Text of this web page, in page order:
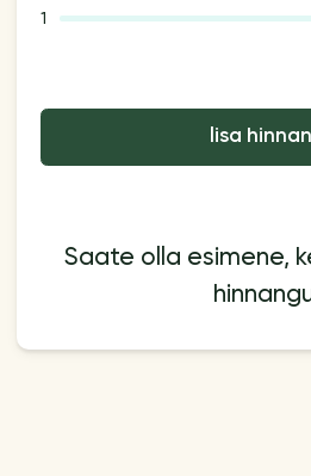
1
lisa
Saate olla esimene,